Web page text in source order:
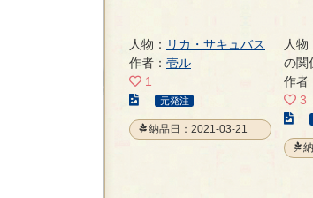
人物： リカ・サキュバス
作者： 壱ル
1
こ
の
イ
元発注
納品日：2021-03-21
人物
の関
作者
3
こ
の
イ